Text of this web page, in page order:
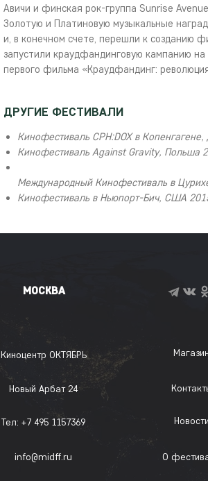
Авичи и финская рок-группа Sunrise
Золотую и Платиновую музыкальные
и, в конечном счете, перешли к созданию
запустили краудфандинговую кампанию на
первого фильма «Краудфандинг:
ДРУГИЕ ФЕСТИВАЛИ
Кинофестиваль CPH:DOX в
Кинофестиваль Against Gravity, Польша
Международный Кинофестиваль в
Кинофестиваль в Ньюпорт-Бич, США
МОСКВА
Киноцентр ОКТЯБРЬ
Новый Арбат 24
Тел: +7 495 1157369
info@midff.ru
Магазин
Новости
О